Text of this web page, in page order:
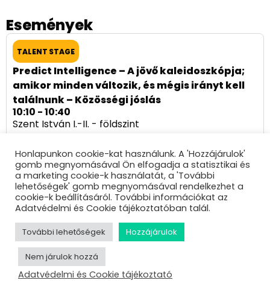
Események
TALENT STAGE
Predict Intelligence – A jövő kaleidoszkópja;
amikor minden változik, és mégis irányt kell
találnunk – Közösségi jóslás
10:10 - 10:40
Szent István I.-II. - földszint
ÖSSZES ELŐADÓ
Honlapunkon cookie-kat használunk. A 'Hozzájárulok'
gomb megnyomásával Ön elfogadja a statisztikai és
a marketing cookie-k használatát, a 'További
lehetőségek' gomb megnyomásával rendelkezhet a
cookie-k beállításáról. További információkat az
Adatvédelmi és Cookie tájékoztatóban talál.
További lehetőségek Hozzájárulok
Nem járulok hozzá
Adatvédelmi és Cookie tájékoztató